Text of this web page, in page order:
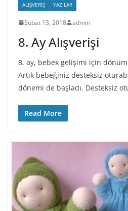
ALIŞVERIŞ YAZILAR
Şubat 13, 2018 admin
8. Ay Alışverişi
8. ay, bebek gelişimi için
Artık bebeğiniz desteksiz
dönemi de başladı. Desteksiz
Read More